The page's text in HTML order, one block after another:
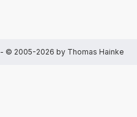
- © 2005-2026 by Thomas Hainke